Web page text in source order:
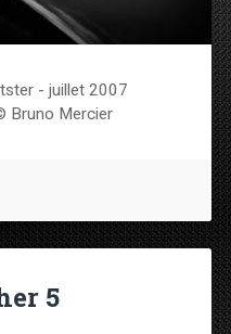
- juillet 2007
Bruno Mercier
5